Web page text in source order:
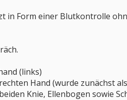
in Form einer Blutkontrolle
(links)
Hand (wurde zunächst
Knie, Ellenbogen sowie